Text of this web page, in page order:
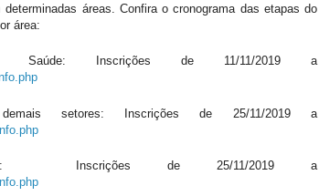
áreas. Confira o cronograma das etapas do
área:
Inscrições de 11/11/2019 a
setores: Inscrições de 25/11/2019 a
Inscrições de 25/11/2019 a